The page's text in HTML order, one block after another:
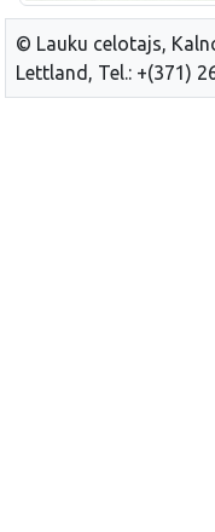
© Lauku celotajs,
Lettland, Tel.: +(371)